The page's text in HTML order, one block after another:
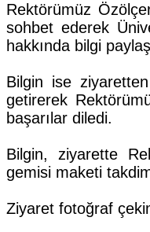
Rektörümüz
sohbet ederek
hakkında bilgi
Bilgin ise
getirerek
başarılar diledi.
Bilgin, ziyarette
gemisi maketi
Ziyaret fotoğraf